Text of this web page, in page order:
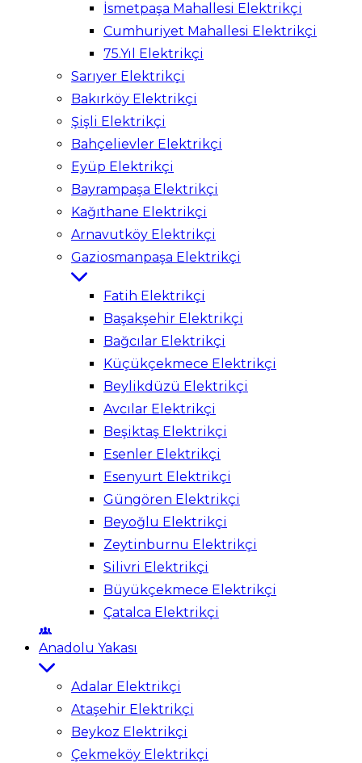
İsmetpaşa Mahallesi Elektrikçi
Cumhuriyet Mahallesi Elektrikçi
75.Yıl Elektrikçi
Sarıyer Elektrikçi
Bakırköy Elektrikçi
Şişli Elektrikçi
Bahçelievler Elektrikçi
Eyüp Elektrikçi
Bayrampaşa Elektrikçi
Kağıthane Elektrikçi
Arnavutköy Elektrikçi
Gaziosmanpaşa Elektrikçi
Fatih Elektrikçi
Başakşehir Elektrikçi
Bağcılar Elektrikçi
Küçükçekmece Elektrikçi
Beylikdüzü Elektrikçi
Avcılar Elektrikçi
Beşiktaş Elektrikçi
Esenler Elektrikçi
Esenyurt Elektrikçi
Güngören Elektrikçi
Beyoğlu Elektrikçi
Zeytinburnu Elektrikçi
Silivri Elektrikçi
Büyükçekmece Elektrikçi
Çatalca Elektrikçi
Anadolu Yakası
Adalar Elektrikçi
Ataşehir Elektrikçi
Beykoz Elektrikçi
Çekmeköy Elektrikçi